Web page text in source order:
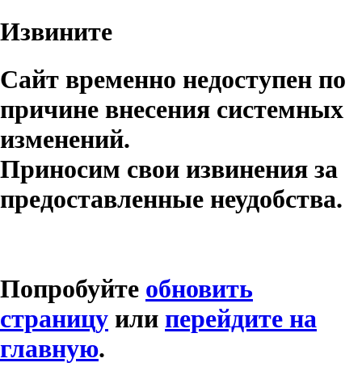
Извините
Сайт временно недоступен по
причине внесения системных
изменений.
Приносим свои извинения за
предоставленные неудобства.
Попробуйте обновить
страницу или перейдите на
главную.